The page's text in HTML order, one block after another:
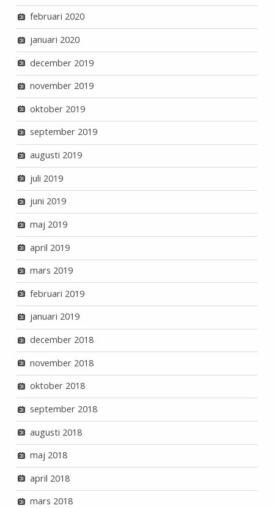
februari 2020
januari 2020
december 2019
november 2019
oktober 2019
september 2019
augusti 2019
juli 2019
juni 2019
maj 2019
april 2019
mars 2019
februari 2019
januari 2019
december 2018
november 2018
oktober 2018
september 2018
augusti 2018
maj 2018
april 2018
mars 2018